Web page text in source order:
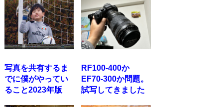
写真を共有するま
でに僕がやってい
ること2023年版
RF100-400か
EF70-300か問題。
試写してきました